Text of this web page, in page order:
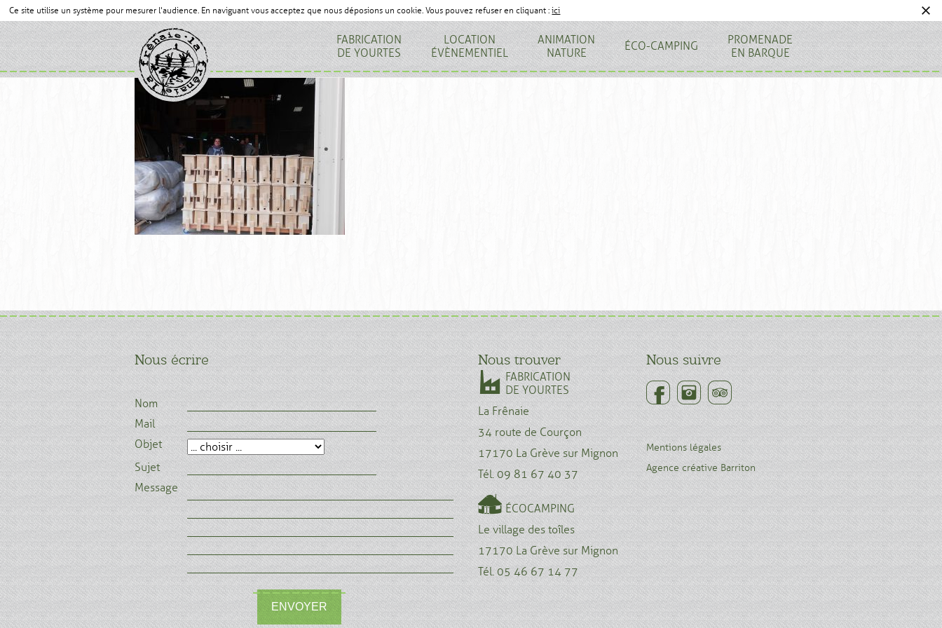
Ce site utilise un système pour mesurer l'audience. En naviguant vous acceptez que nous déposions un cookie. Vous pouvez refuser en cliquant :ici
FABRICATION
DE YOURTES
LOCATION
ÉVÈNEMENTIEL
ANIMATION
NATURE
ÉCO-CAMPING
PROMENADE
EN BARQUE
Nous écrire
Nom
Mail
Objet
Sujet
Message
ENVOYER
Nous trouver
FABRICATION
DE YOURTES
La Frênaie
34 route de Courçon
17170 La Grève sur Mignon
Tél. 09 81 67 40 37
ÉCOCAMPING
Le village des toîles
17170 La Grève sur Mignon
Tél. 05 46 67 14 77
Nous suivre
Mentions légales
Agence créative Barriton